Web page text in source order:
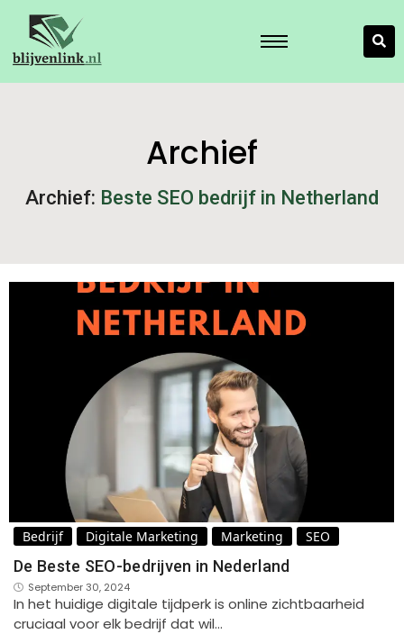
Archief
Archief: Beste SEO bedrijf in Netherland
Bedrijf Digitale Marketing Marketing SEO
De Beste SEO-bedrijven in Nederland
September 30, 2024
In het huidige digitale tijdperk is online zichtbaarheid
cruciaal voor elk bedrijf dat wil…